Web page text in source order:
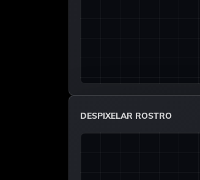
DESPIXELAR ROSTRO